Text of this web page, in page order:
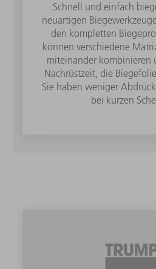
Schnell und einfach
neuartigen
den kompletten
können verschiedene
miteinander kombinieren
Nachrüstzeit, die
Sie haben weniger
bei kurzen